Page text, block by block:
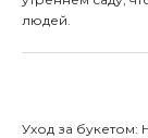
людей.
Уход за букетом: